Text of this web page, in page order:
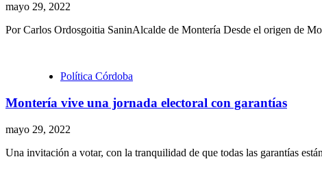
mayo 29, 2022
Por Carlos Ordosgoitia SaninAlcalde de Montería Desde el origen de
Política Córdoba
Montería vive una jornada electoral con garantías
mayo 29, 2022
Una invitación a votar, con la tranquilidad de que todas las garantías